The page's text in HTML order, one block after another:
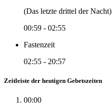
(Das letzte drittel der Nacht)
00:59 - 02:55
Fastenzeit
02:55 - 20:57
Zeitleiste der heutigen Gebetszeiten
00:00